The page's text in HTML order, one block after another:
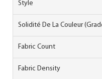
Style
Solidité De La Couleur
Fabric Count
Fabric Density